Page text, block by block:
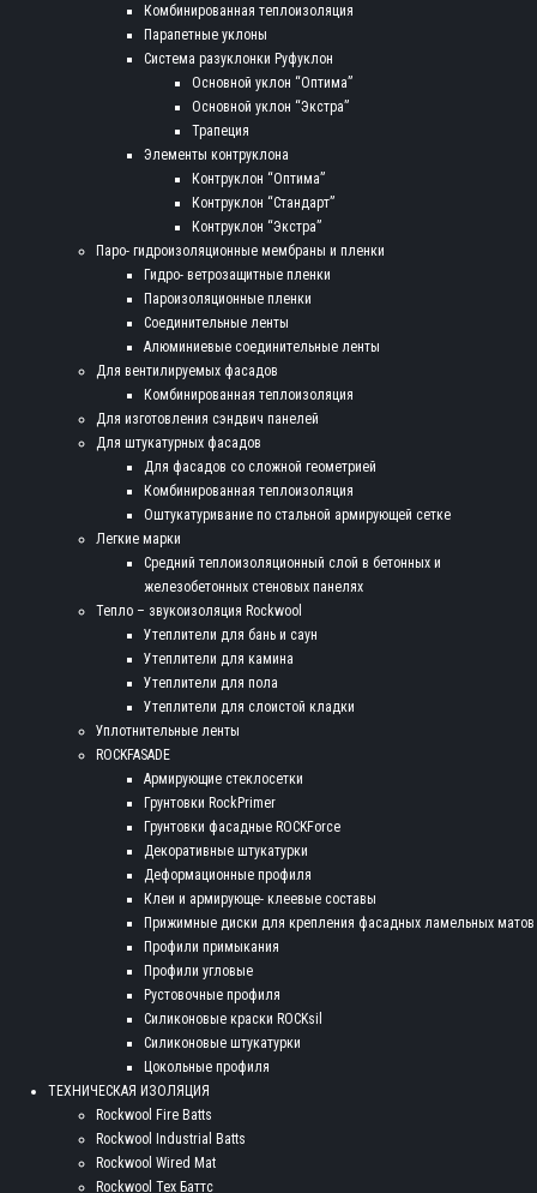
Комбинированная теплоизоляция
Парапетные уклоны
Система разуклонки Руфуклон
Основной уклон “Оптима”
Основной уклон “Экстра”
Трапеция
Элементы контруклона
Контруклон “Оптима”
Контруклон “Стандарт”
Контруклон “Экстра”
Паро- гидроизоляционные мембраны и пленки
Гидро- ветрозащитные пленки
Пароизоляционные пленки
Соединительные ленты
Алюминиевые соединительные ленты
Для вентилируемых фасадов
Комбинированная теплоизоляция
Для изготовления сэндвич панелей
Для штукатурных фасадов
Для фасадов со сложной геометрией
Комбинированная теплоизоляция
Оштукатуривание по стальной армирующей сетке
Легкие марки
Средний теплоизоляционный слой в бетонных и
железобетонных стеновых панелях
Тепло – звукоизоляция Rockwool
Утеплители для бань и саун
Утеплители для камина
Утеплители для пола
Утеплители для слоистой кладки
Уплотнительные ленты
ROCKFASADE
Армирующие стеклосетки
Грунтовки RockPrimer
Грунтовки фасадные ROCKForce
Декоративные штукатурки
Деформационные профиля
Клеи и армирующе- клеевые составы
Прижимные диски для крепления фасадных ламельных матов
Профили примыкания
Профили угловые
Рустовочные профиля
Силиконовые краски ROCKsil
Силиконовые штукатурки
Цокольные профиля
ТЕХНИЧЕСКАЯ ИЗОЛЯЦИЯ
Rockwool Fire Batts
Rockwool Industrial Batts
Rockwool Wired Mat
Rockwool Тех Баттс